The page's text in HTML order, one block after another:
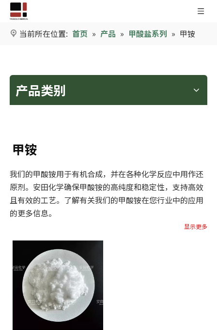
当前所在位置: 首页 » 产品 » 甲酸盐系列 » 甲铵
产品类别
甲铵
我们的甲酸铵用于有机合成，并在各种化学反应中用作还
原剂。安田化学确保甲酸铵的高纯度和稳定性，支持高效
且有效的工艺。了解有关我们的甲酸铵在您行业中的应用
的更多信息。
显示更多